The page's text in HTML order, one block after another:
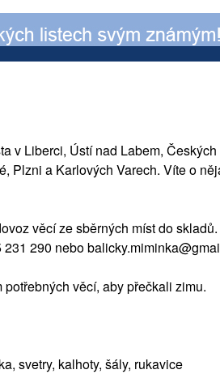
v Liberci, Ústí nad Labem,
Plzni a Karlových Varech. Víte o
věcí ze sběrných míst do
290 nebo
potřebných věcí, aby přečkali zimu.
svetry, kalhoty, šály, rukavice